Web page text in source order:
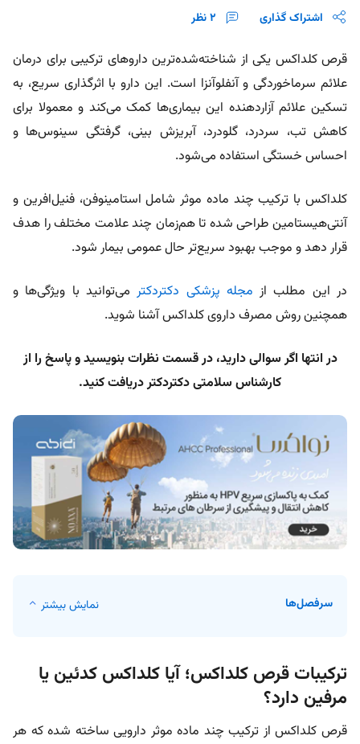
اشتراک گذاری 2نظر
قرص کلداکس یکی از شناخته‌شده‌ترین داروهای ترکیبی برای درمان
علائم سرماخوردگی و آنفلوآنزا است. این دارو با اثرگذاری سریع، به
تسکین علائم آزاردهنده این بیماری‌ها کمک می‌کند و معمولا برای
کاهش تب، سردرد، گلودرد، آبریزش بینی، گرفتگی سینوس‌ها و
احساس خستگی استفاده می‌شود.
کلداکس با ترکیب چند ماده موثر شامل استامینوفن، فنیل‌افرین و
آنتی‌هیستامین طراحی شده تا هم‌زمان چند علامت مختلف را هدف
قرار دهد و موجب بهبود سریع‌تر حال عمومی بیمار شود.
در این مطلب از مجله پزشکی دکتردکترمی‌توانید با ویژگی‌ها و
همچنین روش مصرف داروی کلداکس آشنا شوید.
در انتها اگر سوالی دارید، در قسمت نظراتبنویسید و پاسخ را از
کارشناس سلامتی دکتردکتر دریافت کنید.
سرفصل‌ها نمایش بیشتر
ترکیبات قرص کلداکس؛ آیا کلداکس کدئین یا
مرفین دارد؟
قرص کلداکس از ترکیب چند ماده موثر دارویی ساخته شده که هر